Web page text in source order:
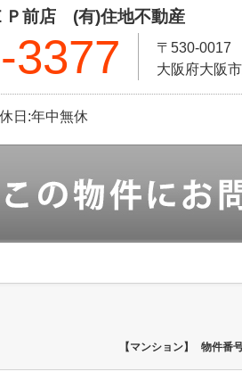
Ｐ前店 (有)住地不動産
3377
〒530-0017
大阪府大阪
日:年中無休
【マンション】 物件番